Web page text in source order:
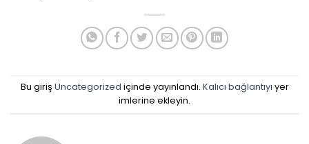
Bu giriş Uncategorized içinde yayınlandı. Kalıcı bağlantıyı yer
imlerine ekleyin.